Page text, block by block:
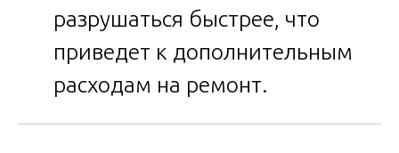
разрушаться быстрее, что
приведет к дополнительным
расходам на ремонт.